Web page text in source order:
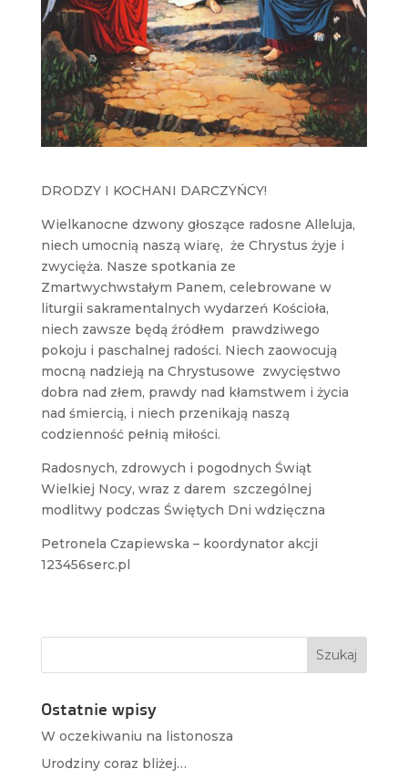
DRODZY I KOCHANI DARCZYŃCY!
Wielkanocne dzwony głoszące radosne Alleluja,
niech umocnią naszą wiarę, że Chrystus żyje i
zwycięża. Nasze spotkania ze
Zmartwychwstałym Panem, celebrowane w
liturgii sakramentalnych wydarzeń Kościoła,
niech zawsze będą źródłem prawdziwego
pokoju i paschalnej radości. Niech zaowocują
mocną nadzieją na Chrystusowe zwycięstwo
dobra nad złem, prawdy nad kłamstwem i życia
nad śmiercią, i niech przenikają naszą
codzienność pełnią miłości.
Radosnych, zdrowych i pogodnych Świąt
Wielkiej Nocy, wraz z darem szczególnej
modlitwy podczas Świętych Dni wdzięczna
Petronela Czapiewska – koordynator akcji
123456serc.pl
Ostatnie wpisy
W oczekiwaniu na listonosza
Urodziny coraz bliżej…